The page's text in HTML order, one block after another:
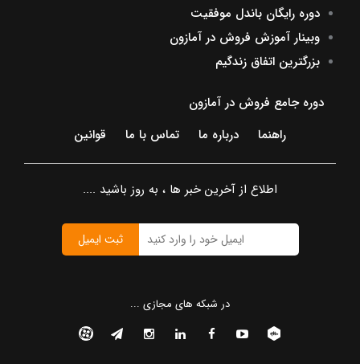
دوره رایگان باندل موفقیت
وبینار آموزش فروش در آمازون
بزرگترین اتفاق زندگیم
دوره جامع فروش در آمازون
راهنما
درباره ما تماس با ما قوانین
اطلاع از آخرین خبر ها ، به روز باشید ....
ثبت ایمیل
در شبکه های مجازی ...